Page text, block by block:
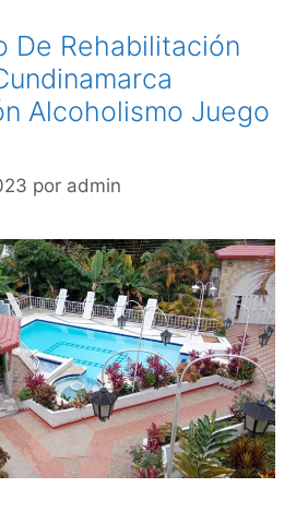
De Rehabilitación
Alcoholismo Juego
por admin